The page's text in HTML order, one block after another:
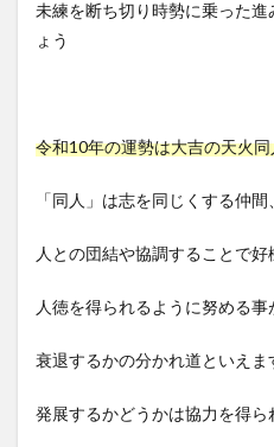
未練を断ち切り時勢に乗った
ょう
令和10年の運勢は大吉の天火
「同人」は志を同じくする仲
人との団結や協調することで
人徳を得られるように努める
衰退するかの分かれ道といえま
発展するかどうかは協力を得